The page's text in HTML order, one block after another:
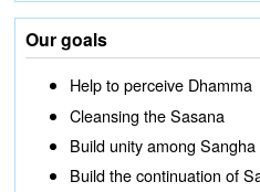
Our goals
Help to perceive Dhamma
Cleansing the Sasana
Build unity among Sangha
Build the continuation of